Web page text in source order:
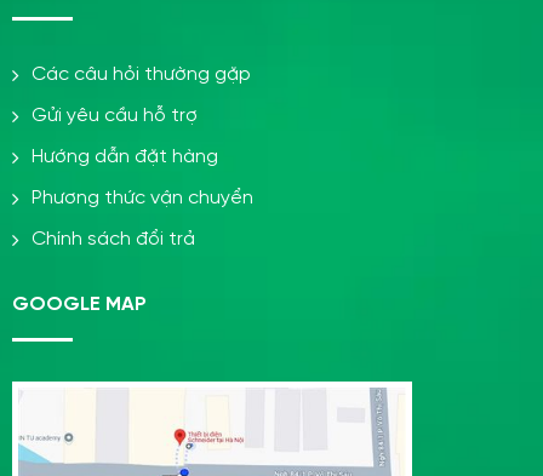
Các câu hỏi thường gặp
Gửi yêu cầu hỗ trợ
Hướng dẫn đặt hàng
Phương thức vận chuyển
Chính sách đổi trả
GOOGLE MAP